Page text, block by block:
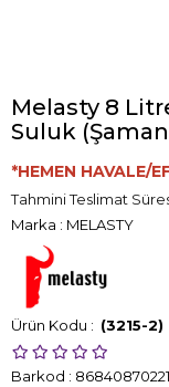
Melasty 8
Suluk
*HEMEN HAVALE/
Tahmini Teslimat
Marka : MELASTY
(3215-2)
Barkod :